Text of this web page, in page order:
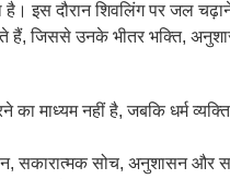
है। इस दौरान शिवलिंग पर जल
हैं, जिससे उनके भीतर भक्ति,
का माध्यम नहीं है, जबकि धर्म
सकारात्मक सोच, अनुशासन